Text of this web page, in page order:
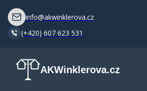
(+420) 607 623 531
info@akwinklerova.cz
AKWinklerova.cz